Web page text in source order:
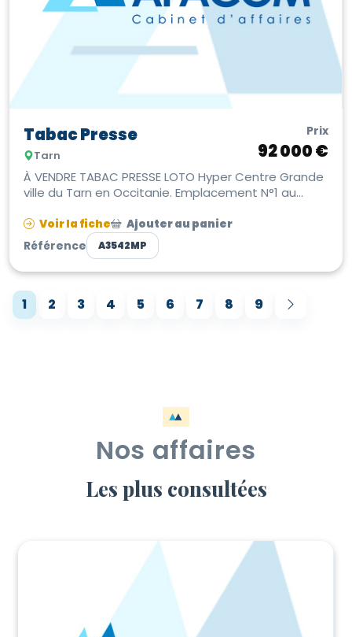
Tabac Presse
Tarn
Prix
92 000 €
À VENDRE TABAC PRESSE LOTO Hyper Centre Grande
ville du Tarn en Occitanie. Emplacement N°1 au
Voir la fiche Ajouter au panier
Référence A3542MP
1 2 3 4 5 6 7 8 9
Nos affaires
Les plus consultées